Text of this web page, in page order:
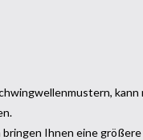
kann
Ihnen eine